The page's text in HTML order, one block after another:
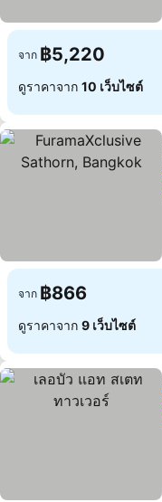
จาก ฿5,220
ดูราคาจาก 10 เว็บไซต์
จาก ฿866
ดูราคาจาก 9 เว็บไซต์